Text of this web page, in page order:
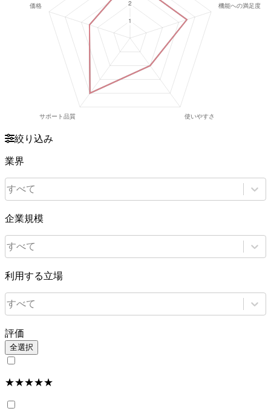
絞り込み
業界
すべて
企業規模
すべて
利用する立場
すべて
評価
全選択
★★★★★